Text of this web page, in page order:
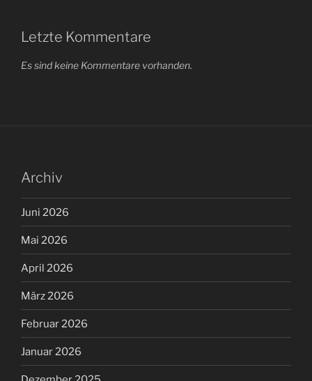
Letzte Kommentare
Es sind keine Kommentare vorhanden.
Archiv
Juni 2026
Mai 2026
April 2026
März 2026
Februar 2026
Januar 2026